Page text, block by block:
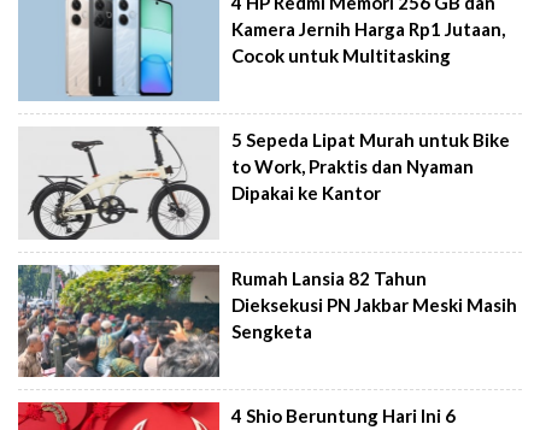
Kamera Jernih Harga Rp1 Jutaan,
Cocok untuk Multitasking
5 Sepeda Lipat Murah untuk Bike
to Work, Praktis dan Nyaman
Dipakai ke Kantor
Rumah Lansia 82 Tahun
Dieksekusi PN Jakbar Meski Masih
Sengketa
4 Shio Beruntung Hari Ini 6